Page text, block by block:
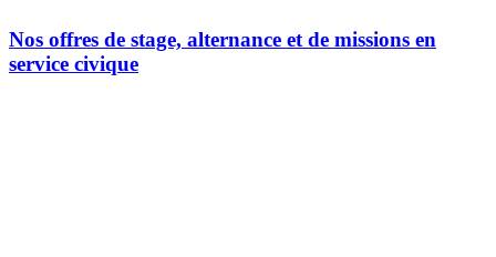
Nos offres de stage, alternance et de missions en
service civique